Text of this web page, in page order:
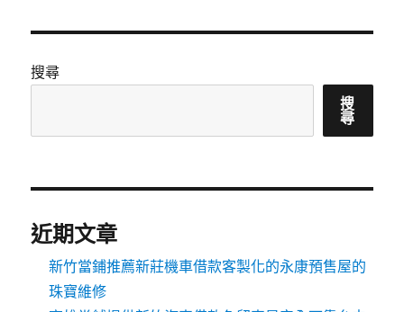
搜尋
搜
尋
近期文章
新竹當鋪推薦新莊機車借款客製化的永康預售屋的
珠寶維修